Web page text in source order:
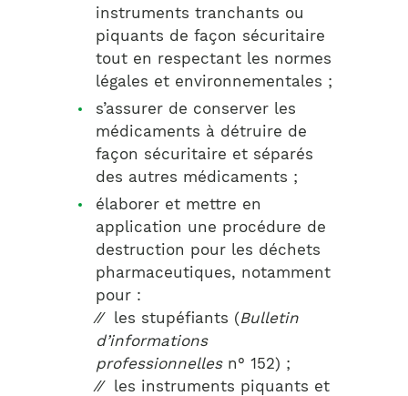
instruments tranchants ou
piquants de façon sécuritaire
tout en respectant les normes
légales et environnementales ;
s’assurer de conserver les
médicaments à détruire de
façon sécuritaire et séparés
des autres médicaments ;
élaborer et mettre en
application une procédure de
destruction pour les déchets
pharmaceutiques, notamment
pour :
⁄⁄ les stupéfiants (Bulletin
d’informations
professionnelles n° 152) ;
⁄⁄ les instruments piquants et